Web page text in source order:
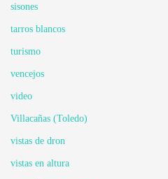
sisones
tarros blancos
turismo
vencejos
video
Villacañas (Toledo)
vistas de dron
vistas en altura